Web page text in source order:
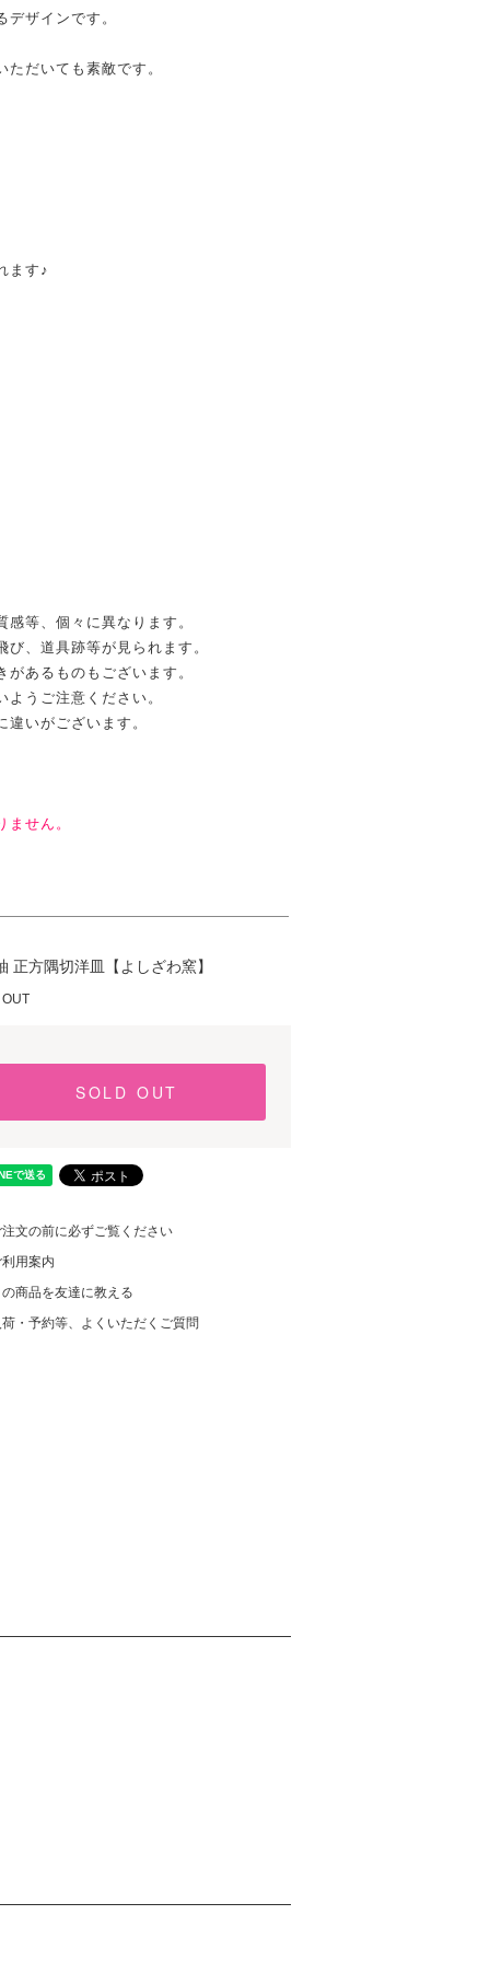
ザインです。
だいても素敵です。
ます♪
等、個々に異なります。
、道具跡等が見られます。
あるものもございます。
うご注意ください。
いがございます。
せん。
正方隅切洋皿【よしざわ窯】
SOLD OUT
文の前に必ずご覧ください
用案内
商品を友達に教える
・予約等、よくいただくご質問